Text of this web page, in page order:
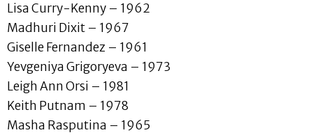
Lisa Curry-Kenny – 1962
Madhuri Dixit – 1967
Giselle Fernandez – 1961
Yevgeniya Grigoryeva – 1973
Leigh Ann Orsi – 1981
Keith Putnam – 1978
Masha Rasputina – 1965